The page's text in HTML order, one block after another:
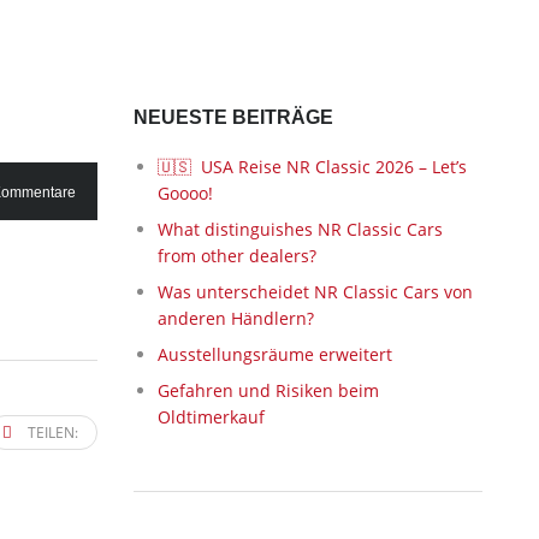
TEILEN:
NEUESTE BEITRÄGE
🇺🇸 USA Reise NR Classic 2026 – Let’s
Goooo!
What distinguishes NR Classic Cars
from other dealers?
Was unterscheidet NR Classic Cars von
anderen Händlern?
Ausstellungsräume erweitert
Gefahren und Risiken beim
Oldtimerkauf